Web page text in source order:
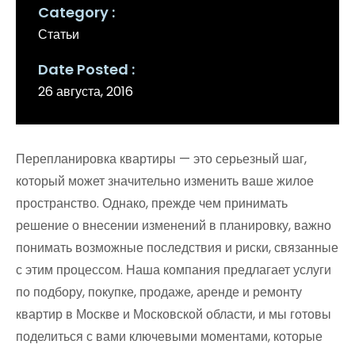
Category
Статьи
Date Posted
26 августа, 2016
Перепланировка квартиры — это серьезный шаг,
который может значительно изменить ваше жилое
пространство. Однако, прежде чем принимать
решение о внесении изменений в планировку, важно
понимать возможные последствия и риски, связанные
с этим процессом. Наша компания предлагает услуги
по подбору, покупке, продаже, аренде и ремонту
квартир в Москве и Московской области, и мы готовы
поделиться с вами ключевыми моментами, которые